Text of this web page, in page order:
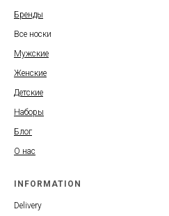
Бренды
Все носки
Мужские
Женские
Детские
Наборы
Блог
О нас
INFORMATION
Delivery